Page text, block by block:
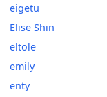
eigetu
Elise Shin
eltole
emily
enty